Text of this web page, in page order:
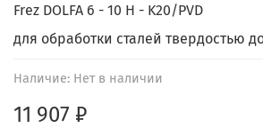
Наличие: Нет в наличии
11 907 ₽
Frez DOLFA 6 - 10 H - K20/PVD
для обработки сталей твердостью